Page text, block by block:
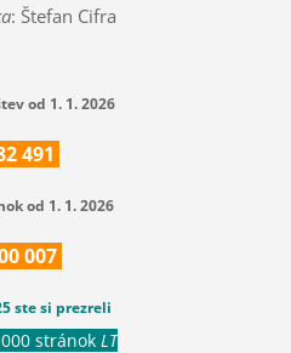
: Štefan Cifra
od 1. 1. 2026
491
od 1. 1. 2026
007
ste si prezreli
stránok LT